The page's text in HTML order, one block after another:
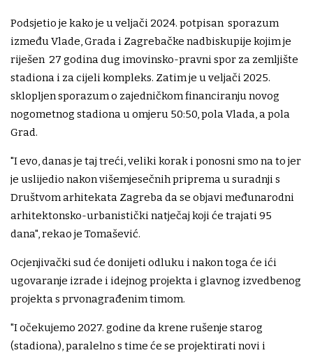
Podsjetio je kako je u veljači 2024. potpisan sporazum
između Vlade, Grada i Zagrebačke nadbiskupije kojim je
riješen 27 godina dug imovinsko-pravni spor za zemljište
stadiona i za cijeli kompleks. Zatim je u veljači 2025.
sklopljen sporazum o zajedničkom financiranju novog
nogometnog stadiona u omjeru 50:50, pola Vlada, a pola
Grad.
"I evo, danas je taj treći, veliki korak i ponosni smo na to jer
je uslijedio nakon višemjesečnih priprema u suradnji s
Društvom arhitekata Zagreba da se objavi međunarodni
arhitektonsko-urbanistički natječaj koji će trajati 95
dana", rekao je Tomašević.
Ocjenjivački sud će donijeti odluku i nakon toga će ići
ugovaranje izrade i idejnog projekta i glavnog izvedbenog
projekta s prvonagrađenim timom.
"I očekujemo 2027. godine da krene rušenje starog
(stadiona), paralelno s time će se projektirati novi i